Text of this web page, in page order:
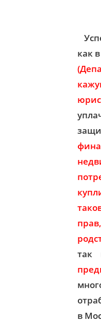
как
так
в